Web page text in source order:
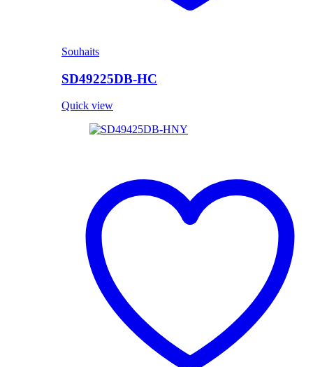
Souhaits
SD49225DB-HC
Quick view